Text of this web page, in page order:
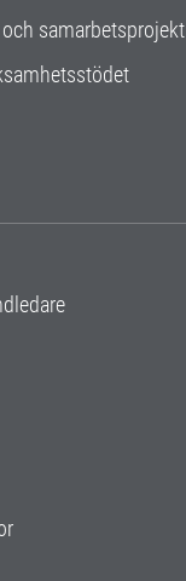
samarbetsprojekt